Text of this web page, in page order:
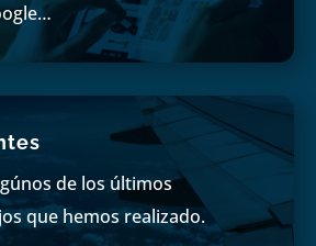
de los últimos
que hemos realizado.